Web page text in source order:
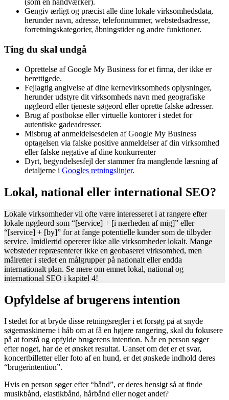
(som en håndværker).
Gengiv ærligt og præcist alle dine lokale virksomhedsdata,
herunder navn, adresse, telefonnummer, webstedsadresse,
forretningskategorier, åbningstider og andre funktioner.
Ting du skal undgå
Oprettelse af Google My Business for et firma, der ikke er
berettigede.
Fejlagtig angivelse af dine kernevirksomheds oplysninger,
herunder udstyre dit virksomheds navn med geografiske
nøgleord eller tjeneste søgeord eller oprette falske adresser.
Brug af postbokse eller virtuelle kontorer i stedet for
autentiske gadeadresser.
Misbrug af anmeldelsesdelen af Google My Business
optagelsen via falske positive anmeldelser af din virksomhed
eller falske negative af dine konkurrenter
Dyrt, begyndelsesfejl der stammer fra manglende læsning af
detaljerne i Googles retningslinjer.
Lokal, national eller international SEO?
Lokale virksomheder vil ofte være interesseret i at rangere efter
lokale nøgleord som “[service] + [i nærheden af mig]” eller
“[service] + [by]” for at fange potentielle kunder som de tilbyder
service. Imidlertid opererer ikke alle virksomheder lokalt. Mange
websteder repræsenterer ikke en geobaseret virksomhed, men
målretter i stedet en målgrupper på nationalt eller endda
internationalt plan. Se mere om emnet lokal, national og
international SEO i kapitel 4!
Opfyldelse af brugerens intention
I stedet for at bryde disse retningsregler i et forsøg på at snyde
søgemaskinerne i håb om at få en højere rangering, skal du fokusere
på at forstå og opfylde brugerens intention. Når en person søger
efter noget, har de et ønsket resultat. Uanset om det er et svar,
koncertbilletter eller foto af en hund, er det ønskede indhold deres
“brugerintention”.
Hvis en person søger efter “bånd”, er deres hensigt så at finde
musikbånd, elastikbånd, hårbånd eller noget andet?